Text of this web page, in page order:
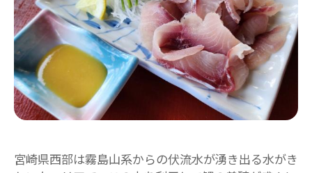
宮崎県西部は霧島山系からの伏流水が湧き出る水がき